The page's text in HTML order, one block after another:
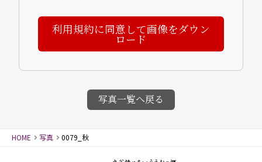
・掲載時は以下いずれかのクレジットを記
載してください：
「©山代温泉観光協会」「写真提供：山代
温泉観光協会」など。
【完成物の送付について】
丁目70番地
4．禁止事項
・画像素材に商品性が依存する商品の製
造・販売（例：カレンダー等）
反する行為
・迷惑メールへの使用、画像への直リンク
画像使用により発生した損害について、当
利用規約に同意して画像をダウン
ロード
写真一覧へ戻る
HOME 写真 0079_秋